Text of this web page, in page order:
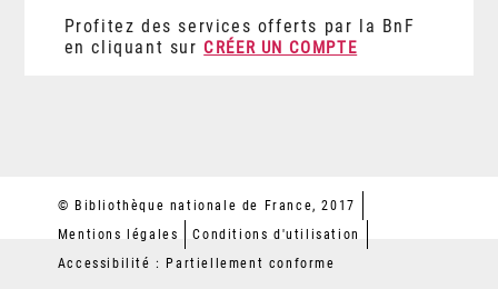
Profitez des services offerts par la BnF
en cliquant sur CRÉER UN COMPTE
© Bibliothèque nationale de France, 2017
Mentions légales
Conditions d'utilisation
Accessibilité : Partiellement conforme